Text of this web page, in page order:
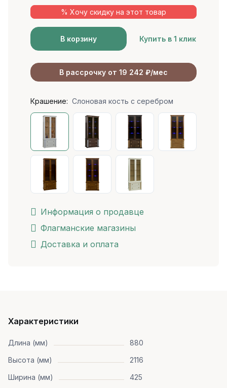
% Хочу скидку на этот товар
В корзину Купить в 1 клик
В рассрочку от 19 242 ₽/мес
Крашение: Слоновая кость с серебром
Информация о продавце
Флагманские магазины
Доставка и оплата
Характеристики
Длина (мм)
880
Высота (мм)
2116
Ширина (мм)
425